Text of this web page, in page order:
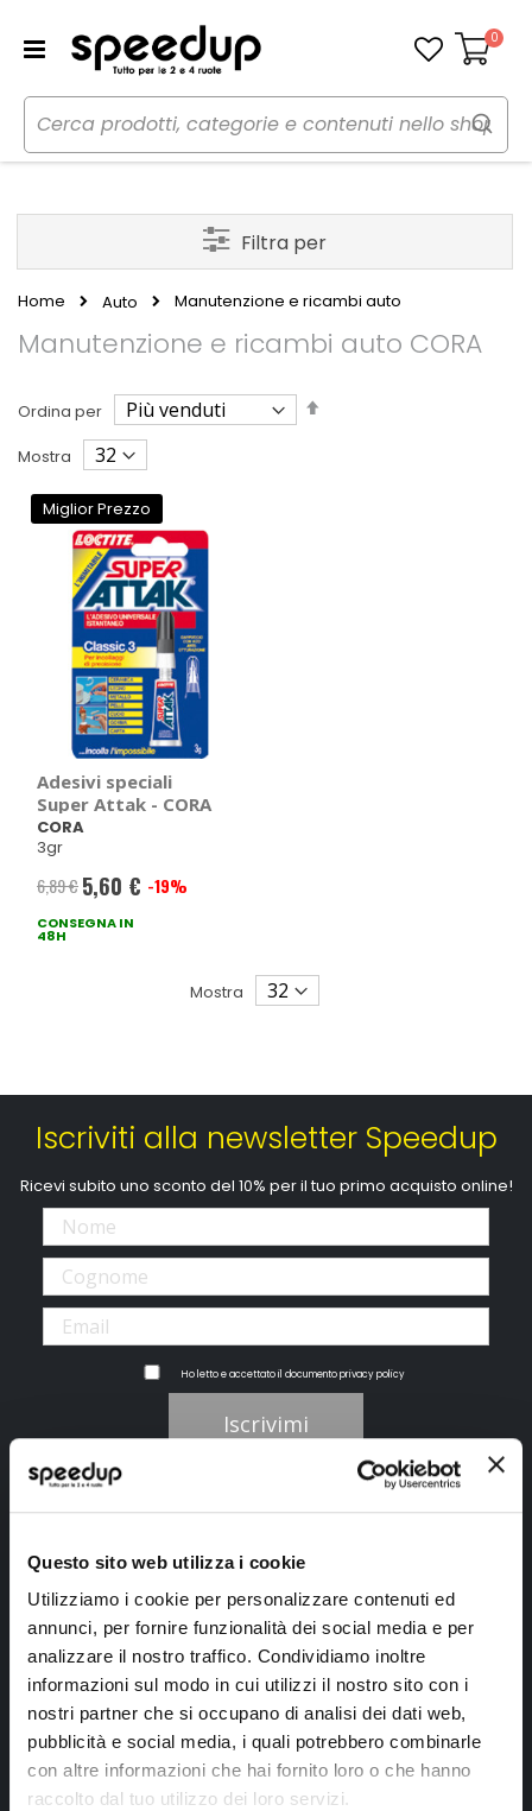
Questo sito web utilizza i cookie
Utilizziamo i cookie per personalizzare contenuti ed
annunci, per fornire funzionalità dei social media e per
analizzare il nostro traffico. Condividiamo inoltre
informazioni sul modo in cui utilizzi il nostro sito con i
nostri partner che si occupano di analisi dei dati web,
pubblicità e social media, i quali potrebbero combinarle
con altre informazioni che hai fornito loro o che hanno
raccolto dal tuo utilizzo dei loro servizi.
Carrello
0
Home Auto Manutenzione e ricambi auto
Manutenzione e ricambi auto CORA
Ordina per
Imposta
Mostra
Miglior Prezzo
Adesivi speciali
Super Attak - CORA
CORA
3gr
6,89 € Prezzo
speciale
5,60 € -19%
CONSEGNA IN
48H
Mostra
Filtra per
Iscriviti alla newsletter Speedup
Ricevi subito uno sconto del 10% per il tuo primo acquisto online!
Ho letto e accettato il documentoprivacy policy
Iscrivimi
Segui SPEEDUP.IT
SpeedUp.it